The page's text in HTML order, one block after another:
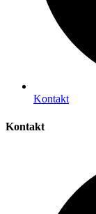
Kontakt
Kontakt